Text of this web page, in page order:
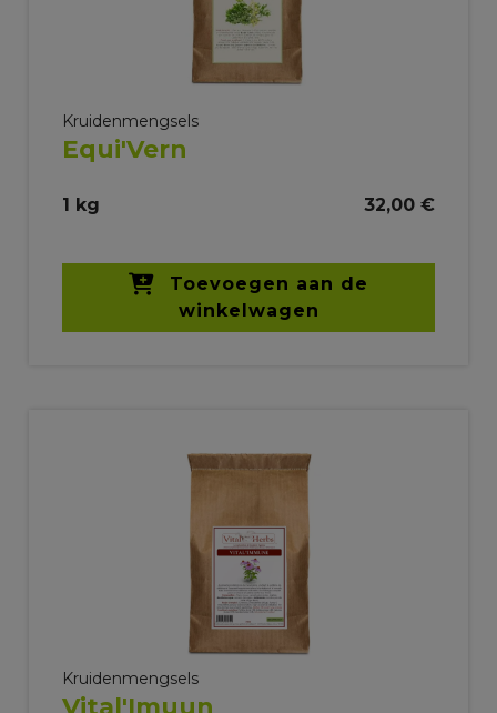
Kruidenmengsels
Equi'Vern
1 kg 32,00 €
Toevoegen aan de
winkelwagen
Kruidenmengsels